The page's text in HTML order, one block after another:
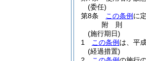
(委任)
第8条
この条例 に
附 則
(施行期日)
1
この条例 は、平
(経過措置)